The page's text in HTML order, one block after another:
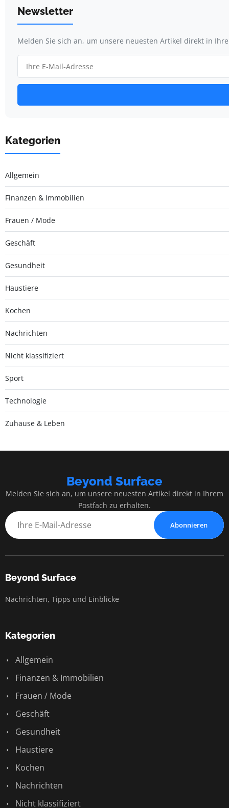
Newsletter
Melden Sie sich an, um unsere neuesten Artikel direkt in
Kategorien
Allgemein
Finanzen & Immobilien
Frauen / Mode
Geschäft
Gesundheit
Haustiere
Kochen
Nachrichten
Nicht klassifiziert
Sport
Technologie
Zuhause & Leben
Beyond Surface
Melden Sie sich an, um unsere neuesten Artikel direkt in Ihrem
Postfach zu erhalten.
Abonnieren
Beyond Surface
Nachrichten, Tipps und Einblicke
Kategorien
Allgemein
Finanzen & Immobilien
Frauen / Mode
Geschäft
Gesundheit
Haustiere
Kochen
Nachrichten
Nicht klassifiziert